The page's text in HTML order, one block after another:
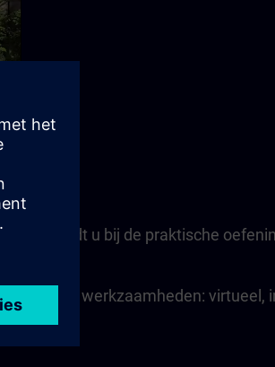
begeleidt u bij de praktische
werkzaamheden: virtueel,